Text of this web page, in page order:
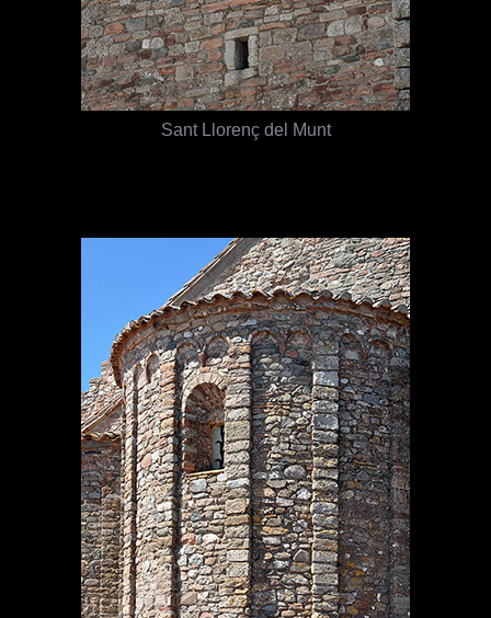
Sant Llorenç del Munt